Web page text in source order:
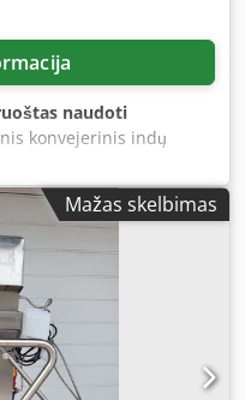
naudoti
konvejerinis indų
elektrinis, konvejerio
440 mm, darbinis
iš kairės į dešinę,
talpa: 340 l,
barų, vandens
vandens temperatūra
3 °dH, laidumas: 80
1500 m³/val.
mm / 1200 mm /
apžiūrėti įrenginį
Mažas skelbimas